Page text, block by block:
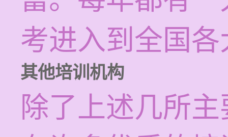
考进入到全国
其他培训机构
除了上述几所